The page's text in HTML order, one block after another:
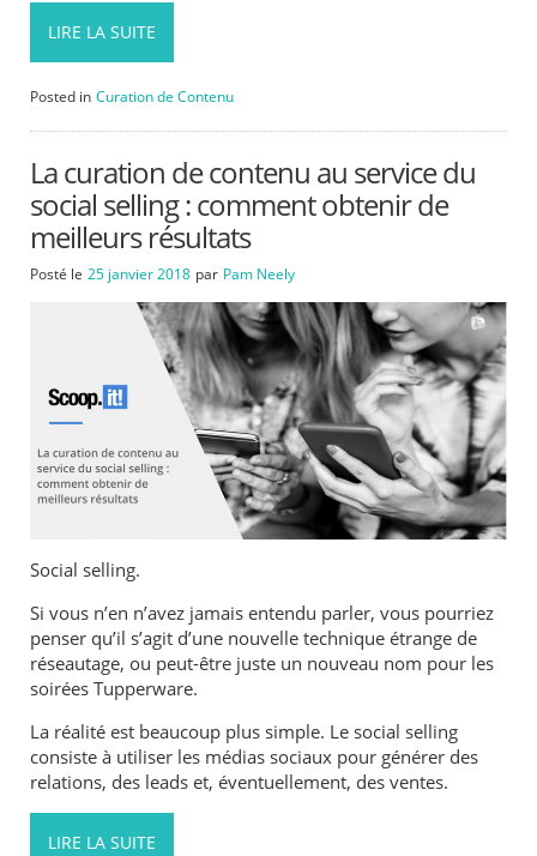
LIRE LA SUITE
Posted in Curation de Contenu
La curation de contenu au service du
social selling : comment obtenir de
meilleurs résultats
Posté le 25 janvier 2018 par Pam Neely
Social selling.
Si vous n’en n’avez jamais entendu parler, vous pourriez
penser qu’il s’agit d’une nouvelle technique étrange de
réseautage, ou peut-être juste un nouveau nom pour les
soirées Tupperware.
La réalité est beaucoup plus simple. Le social selling
consiste à utiliser les médias sociaux pour générer des
relations, des leads et, éventuellement, des ventes.
LIRE LA SUITE